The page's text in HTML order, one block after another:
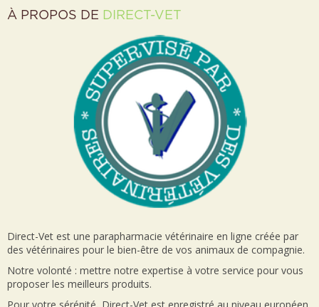
À PROPOS DE DIRECT-VET
Direct-Vet est une parapharmacie vétérinaire en ligne créée par
des vétérinaires pour le bien-être de vos animaux de compagnie.
Notre volonté : mettre notre expertise à votre service pour vous
proposer les meilleurs produits.
Pour votre sérénité, Direct-Vet est enregistré au niveau européen